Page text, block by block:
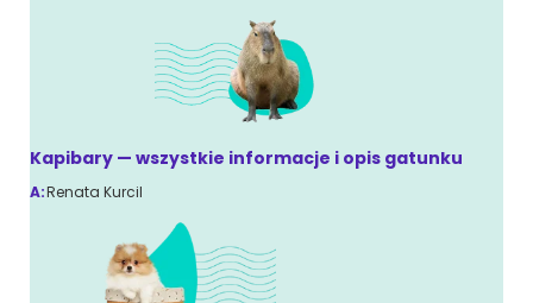
Kapibary — wszystkie informacje i opis gatunku
A:Renata Kurcil